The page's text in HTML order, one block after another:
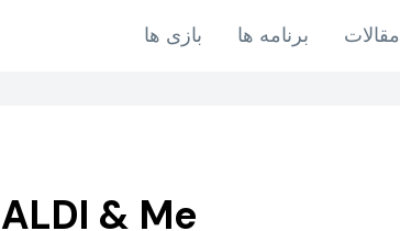
بازی ها برنامه ها مقالات
ALDI & Me